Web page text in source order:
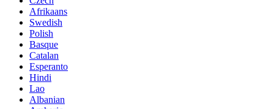
Afrikaans
Swedish
Polish
Basque
Catalan
Esperanto
Hindi
Lao
Albanian